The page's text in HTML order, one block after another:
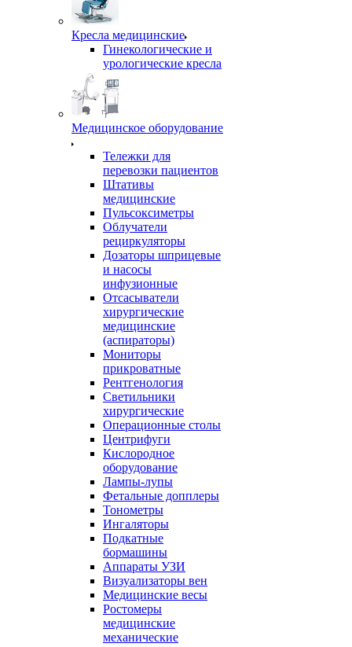
Кресла медицинские
Гинекологические и
урологические кресла
Медицинское оборудование
Тележки для
перевозки пациентов
Штативы
медицинские
Пульсоксиметры
Облучатели
рециркуляторы
Дозаторы шприцевые
и насосы
инфузионные
Отсасыватели
хирургические
медицинские
(аспираторы)
Мониторы
прикроватные
Рентгенология
Светильники
хирургические
Операционные столы
Центрифуги
Кислородное
оборудование
Лампы-лупы
Фетальные допплеры
Тонометры
Ингаляторы
Подкатные
бормашины
Аппараты УЗИ
Визуализаторы вен
Медицинские весы
Ростомеры
медицинские
механические